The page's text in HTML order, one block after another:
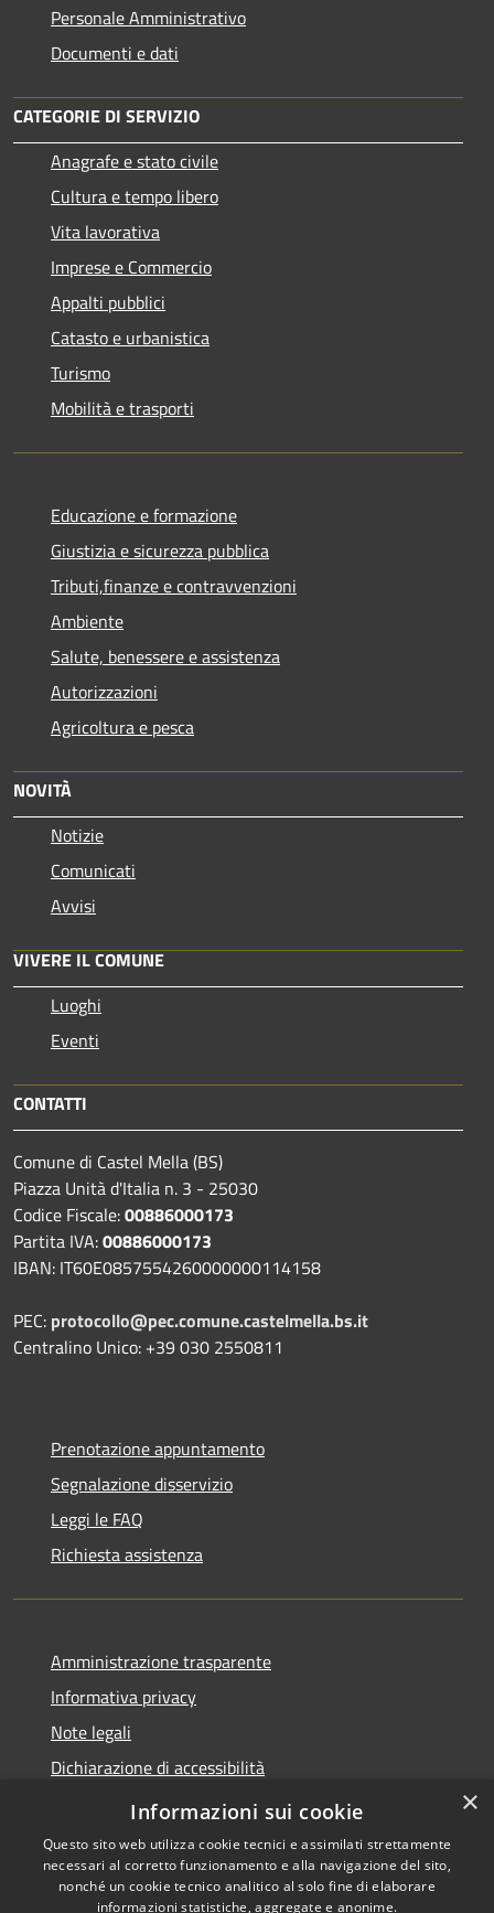
Personale Amministrativo
Documenti e dati
CATEGORIE DI SERVIZIO
Anagrafe e stato civile
Cultura e tempo libero
Vita lavorativa
Imprese e Commercio
Appalti pubblici
Catasto e urbanistica
Turismo
Mobilità e trasporti
Educazione e formazione
Giustizia e sicurezza pubblica
Tributi,finanze e contravvenzioni
Ambiente
Salute, benessere e assistenza
Autorizzazioni
Agricoltura e pesca
NOVITÀ
Notizie
Comunicati
Avvisi
VIVERE IL COMUNE
Luoghi
Eventi
CONTATTI
Comune di Castel Mella (BS)
Piazza Unità d'Italia n. 3 - 25030
Codice Fiscale:00886000173
Partita IVA:00886000173
IBAN: IT60E0857554260000000114158
PEC: protocollo@pec.comune.castelmella.bs.it
Centralino Unico: +39 030 2550811
Prenotazione appuntamento
Segnalazione disservizio
Leggi le FAQ
Richiesta assistenza
Amministrazione trasparente
Informativa privacy
Note legali
Dichiarazione di accessibilità
Obiettivi di accessibilità
×
Informazioni sui cookie
Questo sito web utilizza cookie tecnici e assimilati strettamente
necessari al corretto funzionamento e alla navigazione del sito,
nonché un cookie tecnico analitico al solo fine di elaborare
informazioni statistiche, aggregate e anonime.